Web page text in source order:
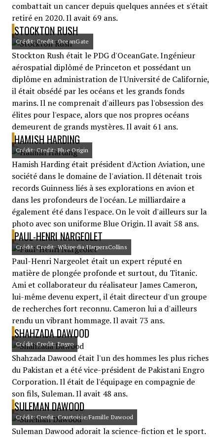
combattait un cancer depuis quelques années et s'était
retiré en 2020. Il avait 69 ans.
STOCKTON RUSH
Crédit: Credit: OceanGate
Stockton Rush était le PDG d'OceanGate. Ingénieur
aérospatial diplômé de Princeton et possédant un
diplôme en administration de l'Université de Californie,
il était obsédé par les océans et les grands fonds
marins. Il ne comprenait d'ailleurs pas l'obsession des
élites pour l'espace, alors que nos propres océans
demeurent de grands mystères. Il avait 61 ans.
HAMISH HARDING
Crédit: Credit: Blue Origin
Hamish Harding était président d'Action Aviation, une
société dans le domaine de l'aviation. Il détenait trois
records Guinness liés à ses explorations en avion et
dans les profondeurs de l'océan. Le milliardaire a
également été dans l'espace. On le voit d'ailleurs sur la
photo avec son uniforme Blue Origin. Il avait 58 ans.
PAUL-HENRI NARGEOLET
Crédit: Credit: Wikipedia/HarpersCollins
Paul-Henri Nargeolet était un expert réputé en
matière de plongée profonde et surtout, du Titanic.
Ami et collaborateur du réalisateur James Cameron,
lui-même devenu expert, il était directeur d'un groupe
de recherches fort reconnu. Cameron lui a d'ailleurs
rendu un vibrant hommage. Il avait 73 ans.
SHAHZADA DAWOOD
Crédit: Credit: Engro
Shahzada Dawood était l'un des hommes les plus riches
du Pakistan et a été vice-président de Pakistani Engro
Corporation. Il était de l'équipage en compagnie de
son fils, Suleman. Il avait 48 ans.
SULEMAN DAWOOD
Crédit: Credit: Courtoisie/Famille Dawood
Suleman Dawood adorait la science-fiction et le sport.